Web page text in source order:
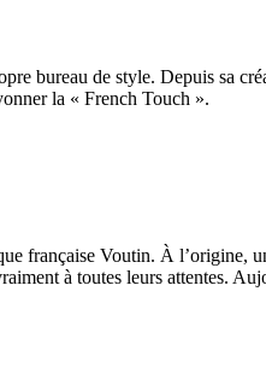
bureau de style. Depuis sa
la « French Touch ».
française Voutin. À l’origine,
à toutes leurs attentes.